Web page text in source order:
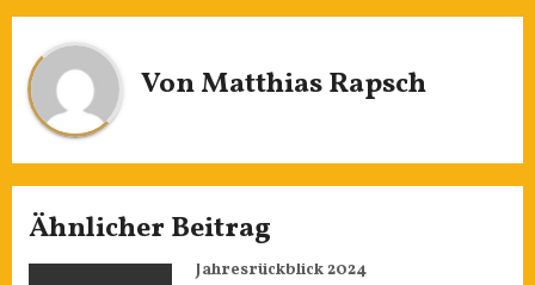
VonMatthias Rapsch
Ähnlicher Beitrag
Jahresrückblick 2024